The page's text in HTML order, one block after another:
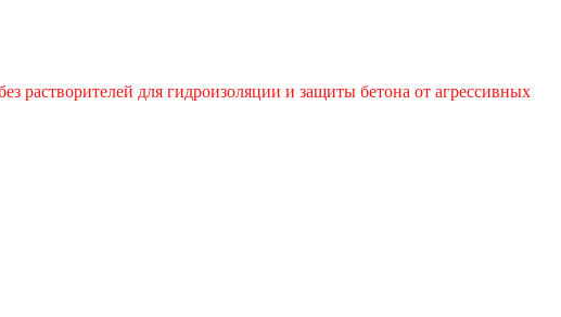
для гидроизоляции и защиты бетона от агрессивных